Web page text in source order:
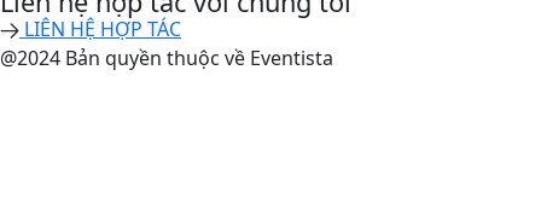
LIÊN HỆ HỢP TÁC
@2024 Bản quyền thuộc về Eventista